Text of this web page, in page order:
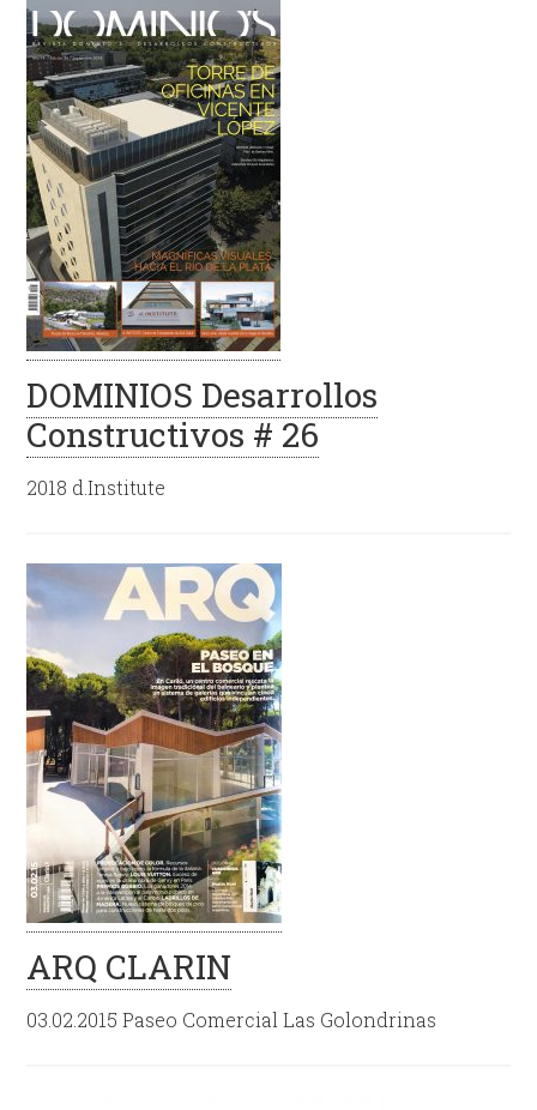
DOMINIOS Desarrollos
Constructivos # 26
2018 d.Institute
ARQ CLARIN
03.02.2015 Paseo Comercial Las Golondrinas